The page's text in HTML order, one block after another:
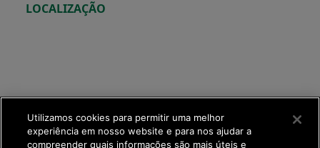
LOCALIZAÇÃO
Utilizamos cookies para permitir uma melhor
experiência em nosso website e para nos ajudar a
compreender quais informações são mais úteis e